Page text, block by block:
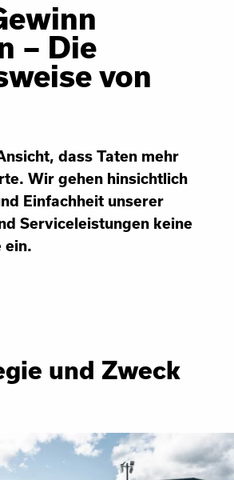
– Die
von
dass Taten mehr
Wir gehen hinsichtlich
Einfachheit unserer
Serviceleistungen keine
ein.
und Zweck